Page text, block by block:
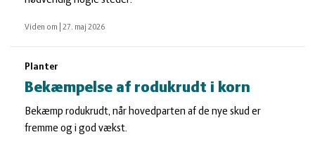
Viden om 27. maj 2026
Planter
Bekæmpelse af rodukrudt i korn
Bekæmp rodukrudt, når hovedparten af de nye skud er
fremme og i god vækst.